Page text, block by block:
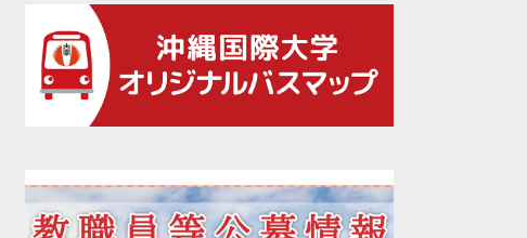
2022年04月
2022年03月
2021年12月
2021年11月